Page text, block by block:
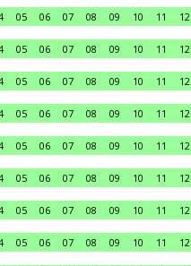
05 06 07 08 09 10 11 12
05 06 07 08 09 10 11 12
05 06 07 08 09 10 11 12
05 06 07 08 09 10 11 12
05 06 07 08 09 10 11 12
05 06 07 08 09 10 11 12
05 06 07 08 09 10 11 12
05 06 07 08 09 10 11 12